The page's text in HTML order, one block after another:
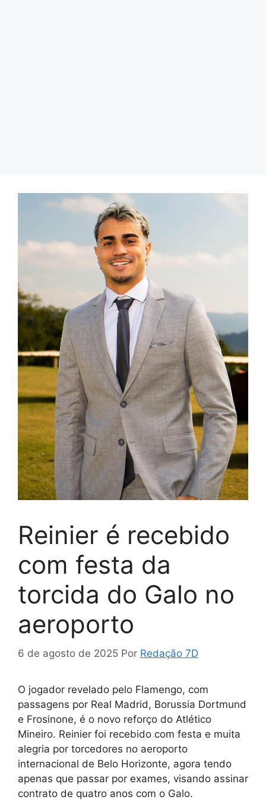
Reinier é recebido
com festa da
torcida do Galo no
aeroporto
6 de agosto de 2025 Por Redação 7D
O jogador revelado pelo Flamengo, com
passagens por Real Madrid, Borussia Dortmund
e Frosinone, é o novo reforço do Atlético
Mineiro. Reinier foi recebido com festa e muita
alegria por torcedores no aeroporto
internacional de Belo Horizonte, agora tendo
apenas que passar por exames, visando assinar
contrato de quatro anos com o Galo.